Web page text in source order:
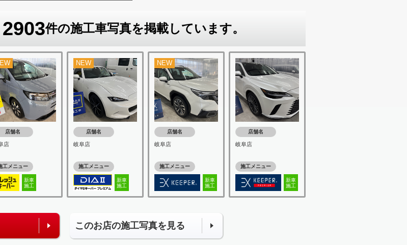
2903件の施工車写真を掲載しています。
店舗名
店
工メニュー
新車
施工
NEW
店舗名
岐阜店
施工メニュー
新車
施工
NEW
店舗名
岐阜店
施工メニュー
新車
施工
店舗名
岐阜店
施工メニュー
新車
施工
このお店の施工写真を見る